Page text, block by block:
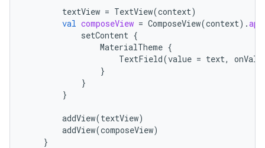
textView = TextView(context)
val composeView = ComposeView(context).
setContent {
MaterialTheme {
TextField(value = text,
}
}
}
addView(textView)
addView(composeView)
}